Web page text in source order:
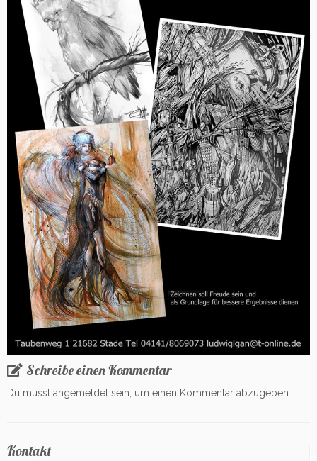
Schreibe einen Kommentar
Du musst angemeldet sein, um einen Kommentar abzugeben.
Kontakt